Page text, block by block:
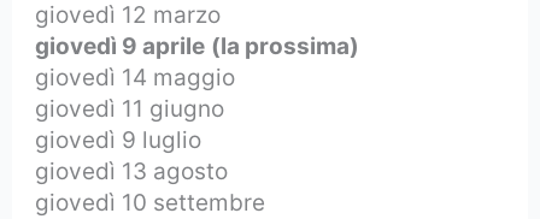
giovedì 12 marzo
giovedì 9 aprile (la prossima)
giovedì 14 maggio
giovedì 11 giugno
giovedì 9 luglio
giovedì 13 agosto
giovedì 10 settembre